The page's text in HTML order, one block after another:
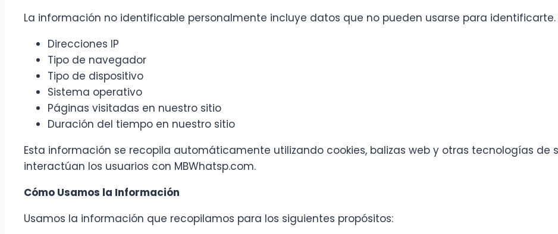
La información no identificable personalmente incluye datos que no pueden usarse para identificarte.
Direcciones IP
Tipo de navegador
Tipo de dispositivo
Sistema operativo
Páginas visitadas en nuestro sitio
Duración del tiempo en nuestro sitio
Esta información se recopila automáticamente utilizando cookies, balizas web y otras tecnologías
interactúan los usuarios con MBWhatsp.com.
Cómo Usamos la Información
Usamos la información que recopilamos para los siguientes propósitos: